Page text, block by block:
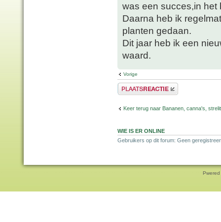
was een succes,in het
Daarna heb ik
planten gedaan.
Dit jaar heb ik een
waard.
Vorige
Plaats een reactie
Keer terug naar Bananen, canna's,
WIE IS ER ONLINE
Gebruikers op dit forum: Geen